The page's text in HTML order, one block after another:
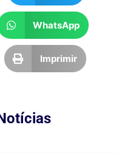
WhatsApp
Imprimir